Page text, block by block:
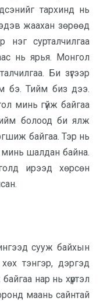
тархинд нь
жаа­­хан зөрөөд
сурталчилгаа
нь ярья. Монгол
Би зүгээр
бэ. Тийм биз дээ.
минь гүйж байгаа
болоод би ялж
байгаа. Тэр нь
шалдан байна.
ирээд хөрсөн
сууж байхын
тэнгэр, дэргэд
нар нь хүртэл
маань сайнтай